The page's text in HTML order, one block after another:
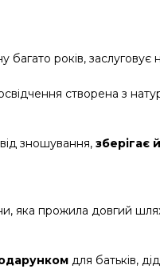
років, заслуговує
створена з
від зношування, зберігає
яка прожила довгий
для батьків,